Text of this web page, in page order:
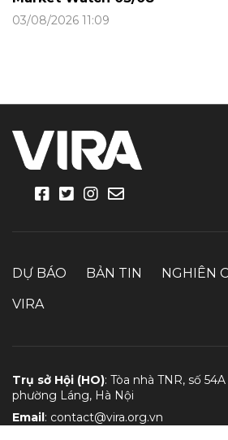
03/08/2026 11:09
DỰ BÁO BẢN TIN
NGHIÊN
VIRA
Trụ sở Hội (HO): Tòa nhà TNR, số
phường Láng, Hà Nội
Email: contact@vira.org.vn